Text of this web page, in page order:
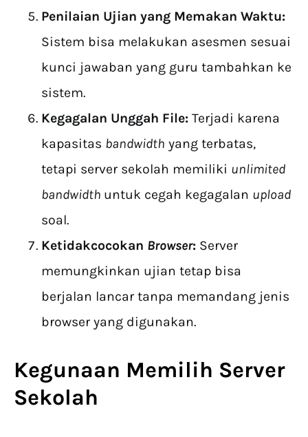
Penilaian Ujian yang Memakan Waktu:
Sistem bisa melakukan asesmen sesuai
kunci jawaban yang guru tambahkan ke
sistem.
Kegagalan Unggah File: Terjadi karena
kapasitas bandwidth yang terbatas,
tetapi server sekolah memiliki unlimited
bandwidth untuk cegah kegagalan upload
soal.
Ketidakcocokan Browser: Server
memungkinkan ujian tetap bisa
berjalan lancar tanpa memandang jenis
browser yang digunakan.
Kegunaan Memilih Server
Sekolah